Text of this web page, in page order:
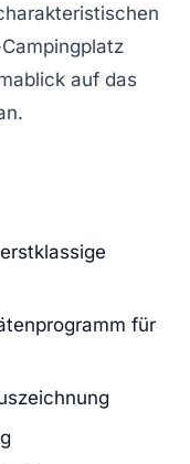
auf das
für